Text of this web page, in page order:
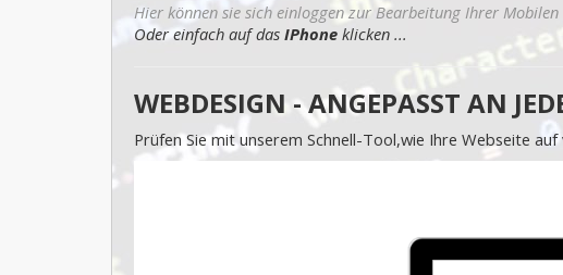
Hier können sie sich einloggen zur Bearbeitung Ihrer Mobilen
Oder einfach auf das IPhone klicken ...
WEBDESIGN - ANGEPASST AN
Prüfen Sie mit unserem Schnell-Tool,wie Ihre Webseite